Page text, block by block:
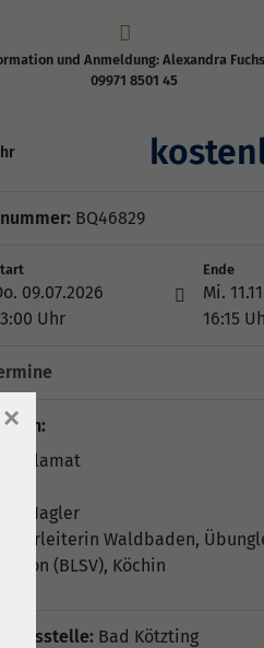
und Anmeldung: Alexandra
09971 8501 45
BQ46829
09.07.2026
Uhr
Ende
Mi.
16:15
Alamat
Nagler
Waldbaden,
(BLSV), Köchin
Bad Kötzting
×